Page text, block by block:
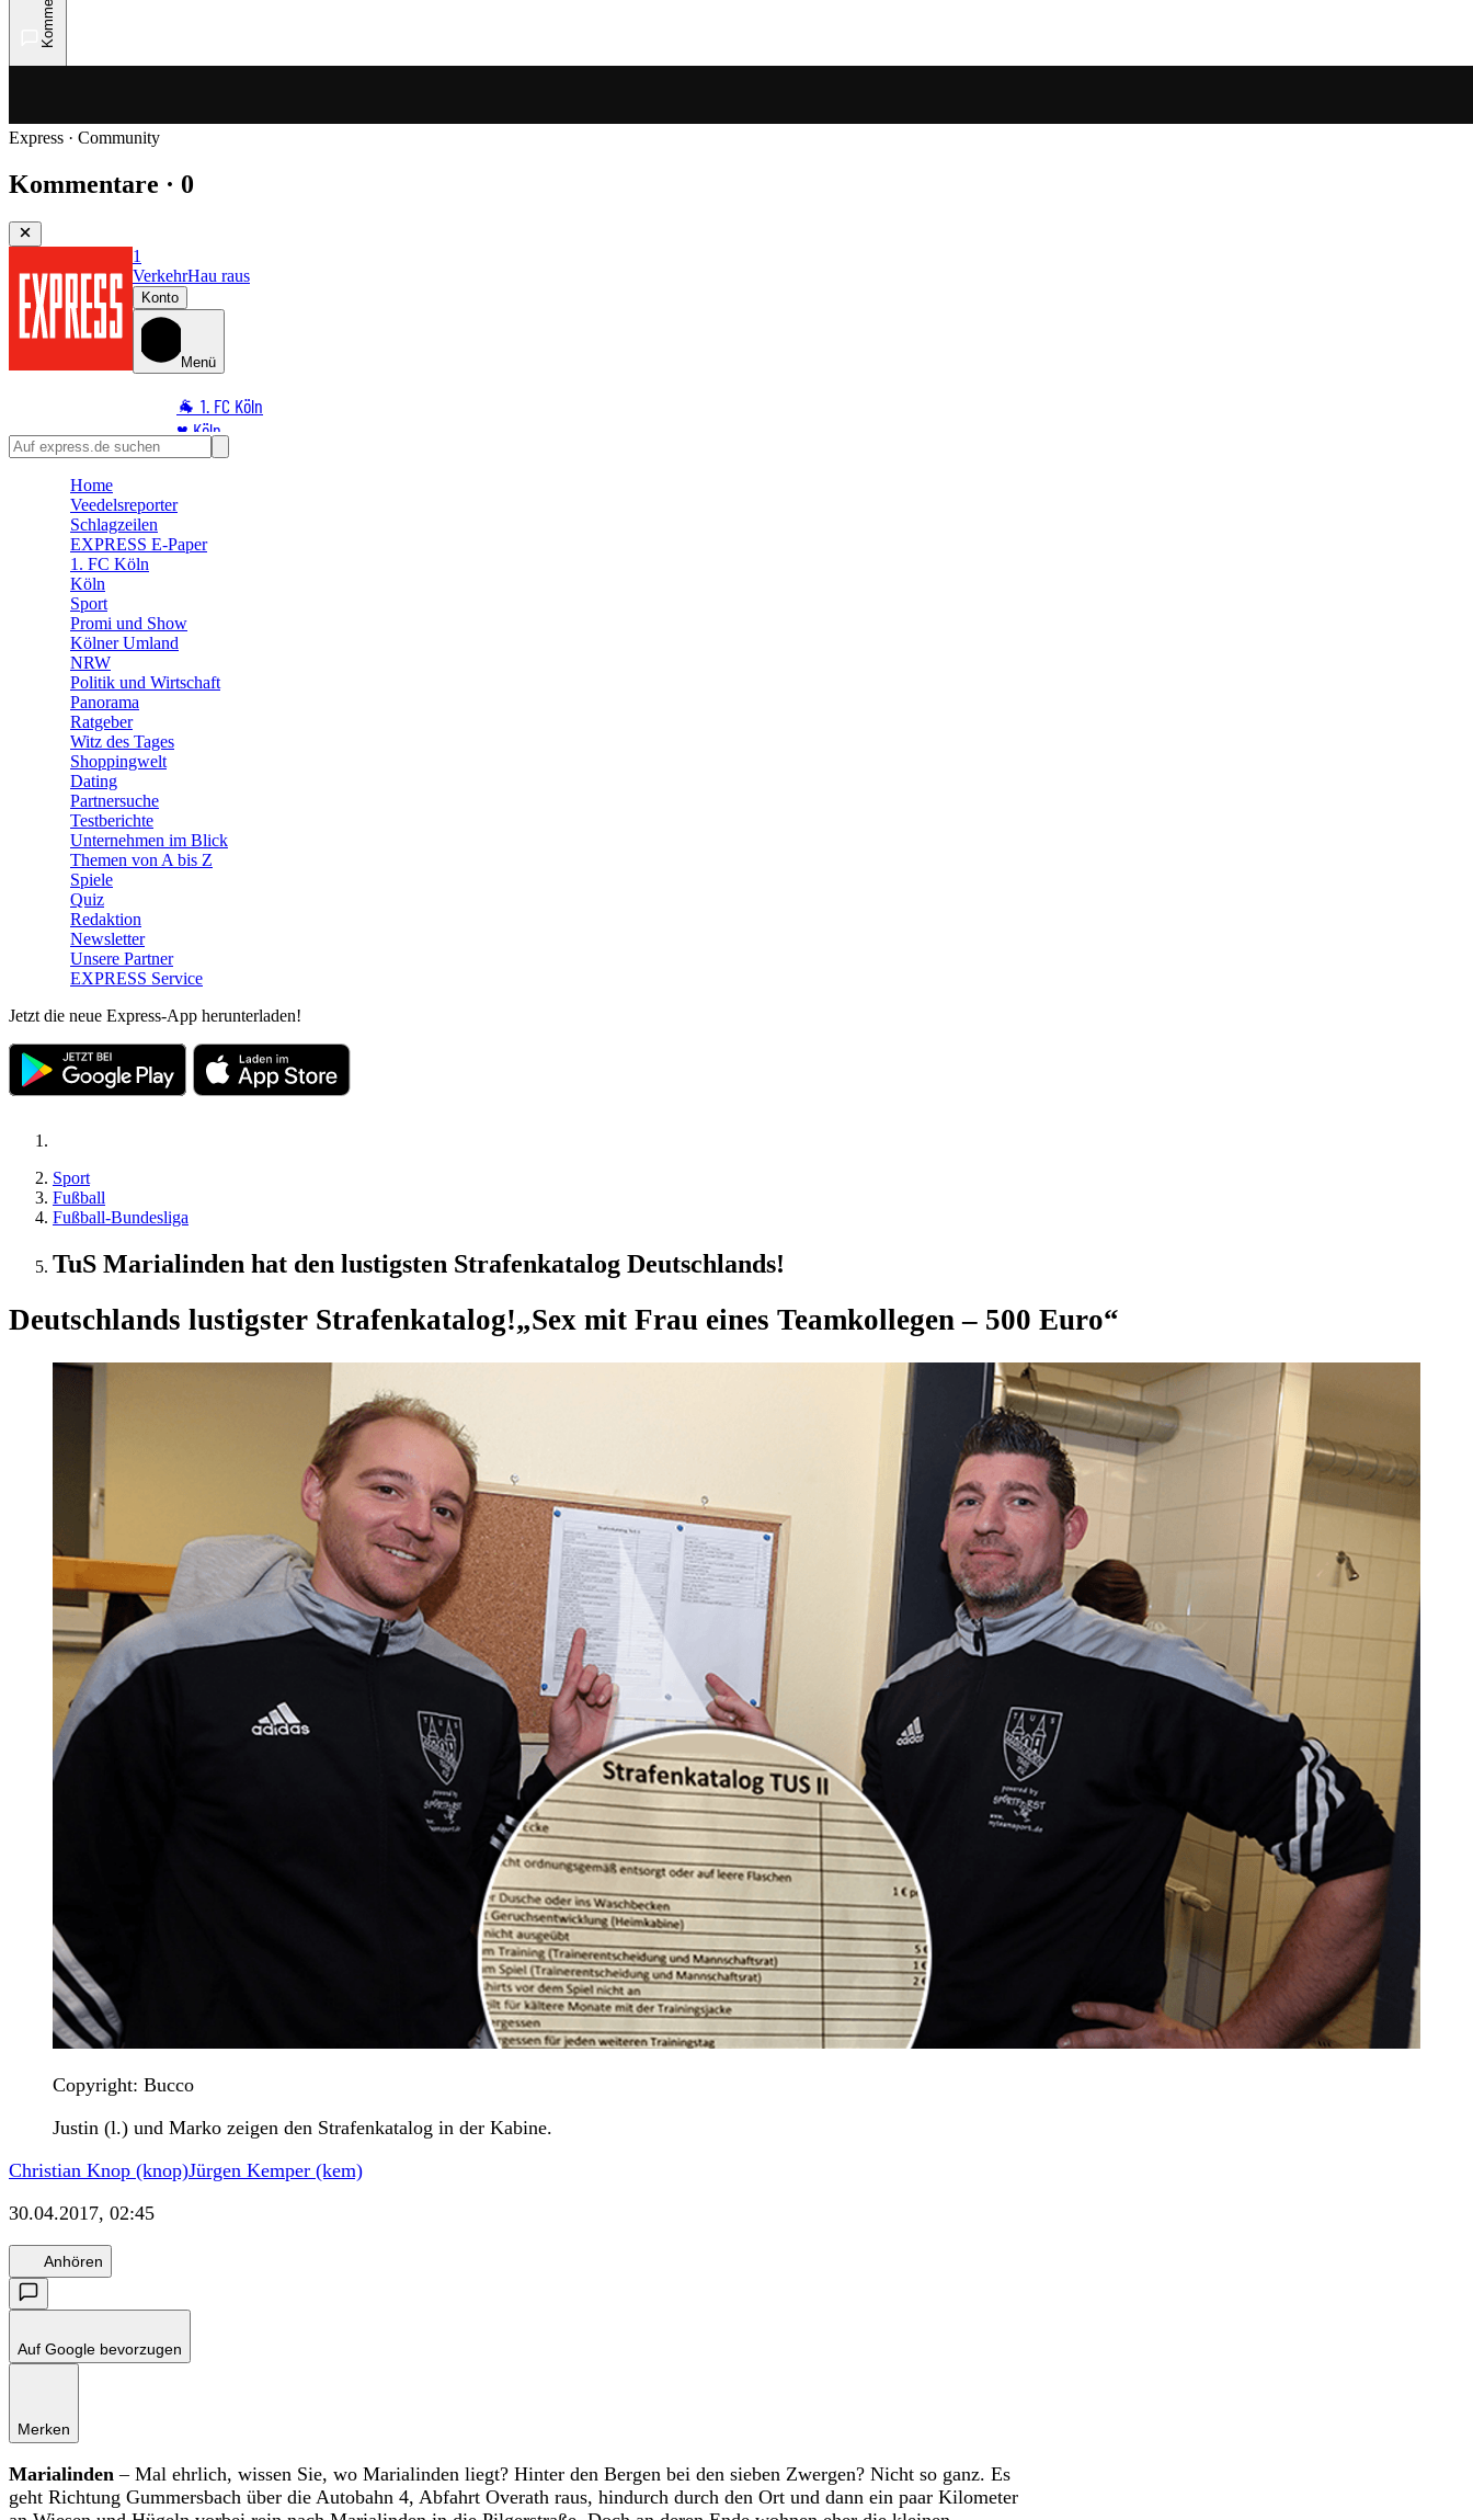
Express · Community
Kommentare · 0
1
VerkehrHau raus
Konto
Menü
🐐 1. FC Köln
♥️ Köln
⭐ Promi
🛒 Shoppingwelt
🧩 Spiele
Home
Veedelsreporter
Schlagzeilen
EXPRESS E-Paper
1. FC Köln
Köln
Sport
Promi und Show
Kölner Umland
NRW
Politik und Wirtschaft
Panorama
Ratgeber
Witz des Tages
Shoppingwelt
Dating
Partnersuche
Testberichte
Unternehmen im Blick
Themen von A bis Z
Spiele
Quiz
Redaktion
Newsletter
Unsere Partner
EXPRESS Service
Jetzt die neue Express-App herunterladen!
Sport
Fußball
Fußball-Bundesliga
TuS Marialinden hat den lustigsten Strafenkatalog Deutschlands!
Deutschlands lustigster Strafenkatalog!„Sex mit Frau eines Teamkollegen – 500 Euro“
Copyright: Bucco
Justin (l.) und Marko zeigen den Strafenkatalog in der Kabine.
Christian Knop (knop)Jürgen Kemper (kem)
30.04.2017, 02:45
Anhören
Auf Google bevorzugen
Merken
Marialinden – Mal ehrlich, wissen Sie, wo Marialinden liegt? Hinter den Bergen bei den sieben Zwergen? Nicht so ganz. Es
geht Richtung Gummersbach über die Autobahn 4, Abfahrt Overath raus, hindurch durch den Ort und dann ein paar Kilometer